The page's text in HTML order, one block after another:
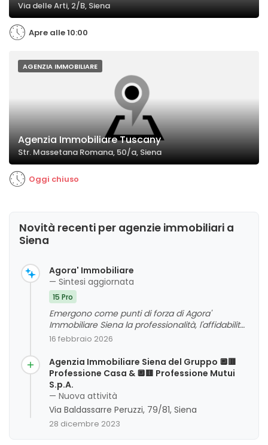
Via delle Arti, 2/B, Siena
Apre alle 10:00
AGENZIA IMMOBILIARE
Agenzia Immobiliare Tuscany
Str. Massetana Romana, 50/a, Siena
Oggi chiuso
Novità recenti per agenzie immobiliari a
Siena
Agora' Immobiliare
— Sintesi aggiornata
15 Pro
Emergono come punti di forza di Agora'
Immobiliare Siena la professionalità, l'affidabilità
e la competenza del personale, in particolare
apprezzati per la disponibilità, la cortesia e la
capacità di risolvere problematiche complesse
durante le trattative. La clientela riconosce
all'agenzia un servizio serio e competente,
capace di accompagnare con efficacia in tutte
le fasi di compravendita e locazione,
contribuendo a realizzare sogni e obiettivi
16 febbraio 2026
Agenzia Immobiliare Siena del Gruppo 🔲🟥
Professione Casa & 🔲🟨 Professione Mutui
S.p.A.
— Nuova attività
Via Baldassarre Peruzzi, 79/81, Siena
28 dicembre 2023